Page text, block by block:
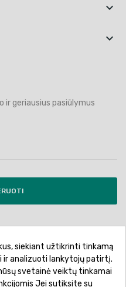


ir geriausius pasiūlymus
Privatumo politika
Prekių pristatymas
siekiant užtikrinti tinkamą
ir analizuoti lankytojų patirtį.
svetainė veiktų tinkamai
Jei sutiksite su